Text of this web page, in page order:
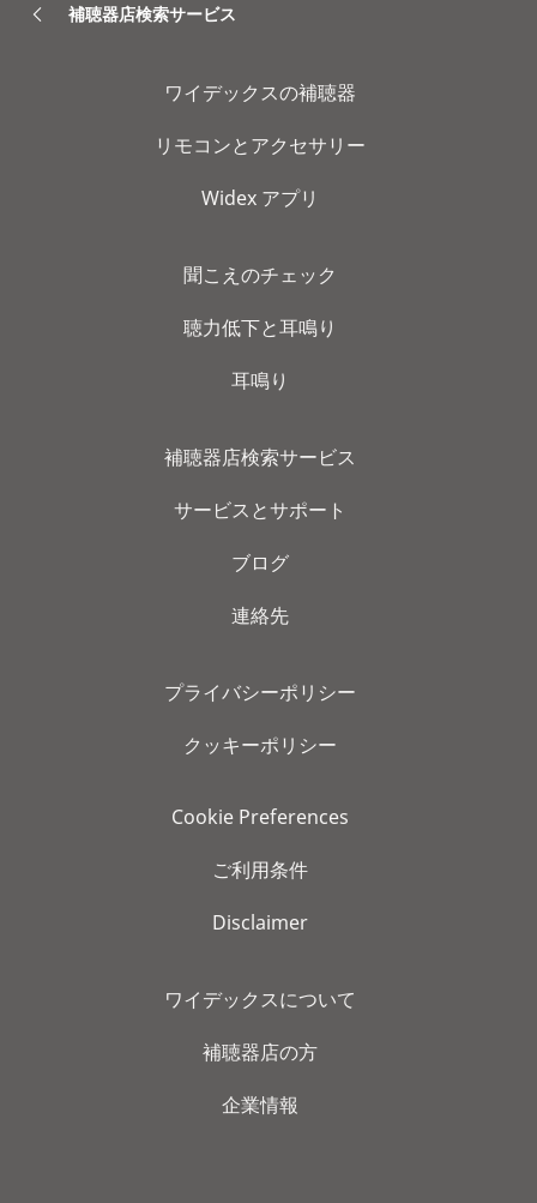
補聴器店検索サービス
ワイデックスの補聴器
リモコンとアクセサリー
Widex アプリ
聞こえのチェック
聴力低下と耳鳴り
耳鳴り
補聴器店検索サービス
サービスとサポート
ブログ
連絡先
プライバシーポリシー
クッキーポリシー
Cookie Preferences
ご利用条件
Disclaimer
ワイデックスについて
補聴器店の方
企業情報